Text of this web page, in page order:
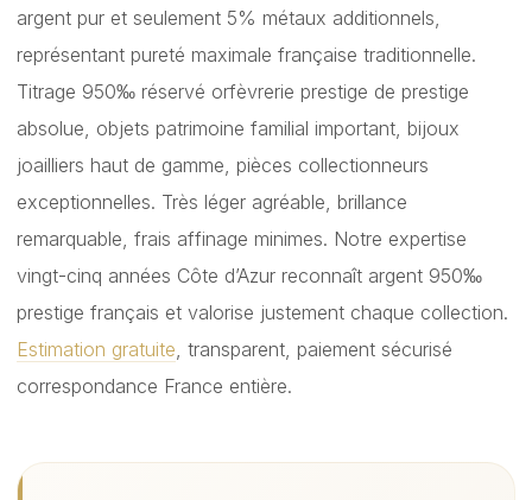
argent pur et seulement 5% métaux additionnels,
représentant pureté maximale française traditionnelle.
Titrage 950‰ réservé orfèvrerie prestige de prestige
absolue, objets patrimoine familial important, bijoux
joailliers haut de gamme, pièces collectionneurs
exceptionnelles. Très léger agréable, brillance
remarquable, frais affinage minimes. Notre expertise
vingt-cinq années Côte d’Azur reconnaît argent 950‰
prestige français et valorise justement chaque collection.
Estimation gratuite, transparent, paiement sécurisé
correspondance France entière.